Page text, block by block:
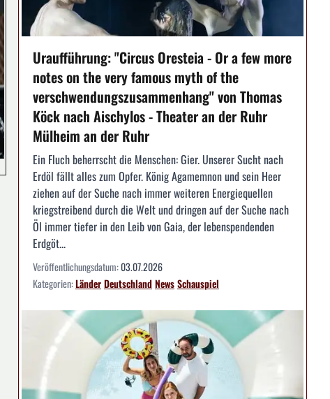
Uraufführung: "Circus Oresteia - Or a few more
notes on the very famous myth of the
verschwendungszusammenhang" von Thomas
Köck nach Aischylos - Theater an der Ruhr
Mülheim an der Ruhr
Ein Fluch beherrscht die Menschen: Gier. Unserer Sucht nach
Erdöl fällt alles zum Opfer. König Agamemnon und sein Heer
ziehen auf der Suche nach immer weiteren Energiequellen
kriegstreibend durch die Welt und dringen auf der Suche nach
Öl immer tiefer in den Leib von Gaia, der lebenspendenden
Erdgöt...
Veröffentlichungsdatum:03.07.2026
Kategorien:LänderDeutschlandNewsSchauspiel